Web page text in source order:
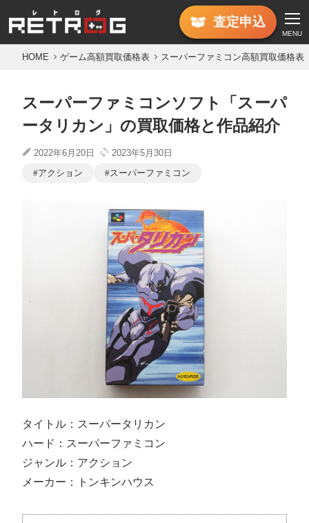
査定申込
MENU
HOME ゲーム高額買取価格表 スーパーファミコン高額買取価格表
スーパーファミコンソフト「スーパ
ータリカン」の買取価格と作品紹介
2022年6月20日
2023年5月30日
アクション
スーパーファミコン
タイトル：スーパータリカン
ハード：スーパーファミコン
ジャンル：アクション
メーカー：トンキンハウス